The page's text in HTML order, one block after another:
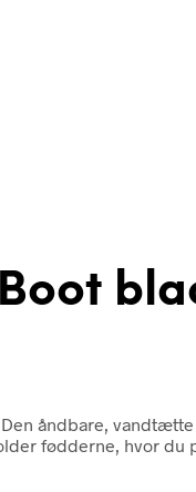
åndbare,
fødderne, hvor du